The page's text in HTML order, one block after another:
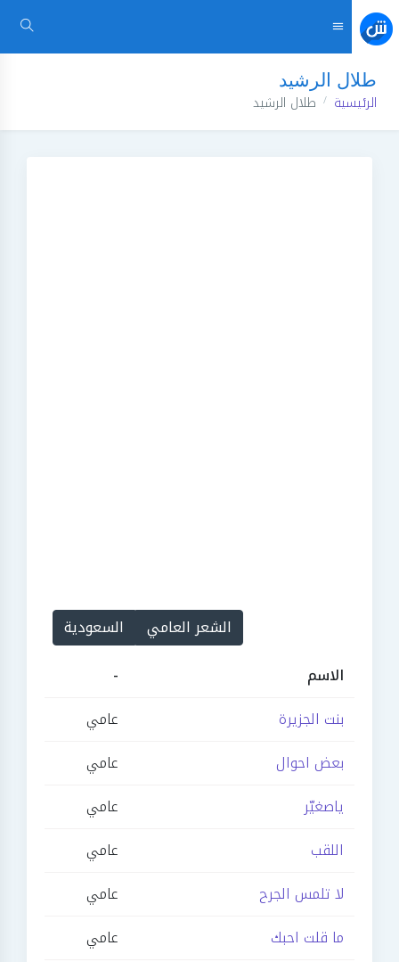
طلال الرشيد
الرئيسية طلال الرشيد
الشعر العامي
السعودية
الاسم
-
بنت الجزيرة
عامي
بعض احوال
عامي
ياصغيّر
عامي
اللقب
عامي
لا تلمس الجرح
عامي
ما قلت احبك
عامي